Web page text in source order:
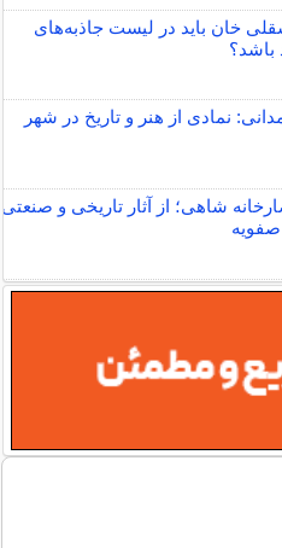
خان باید در لیست جاذبه‌های
نمادی از هنر و تاریخ در شهر
شاهی؛ از آثار تاریخی و صنعتی